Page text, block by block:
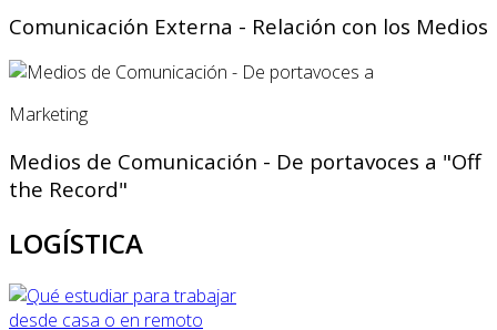
Comunicación Externa - Relación con los Medios
Marketing
Medios de Comunicación - De portavoces a "Off
the Record"
LOGÍSTICA